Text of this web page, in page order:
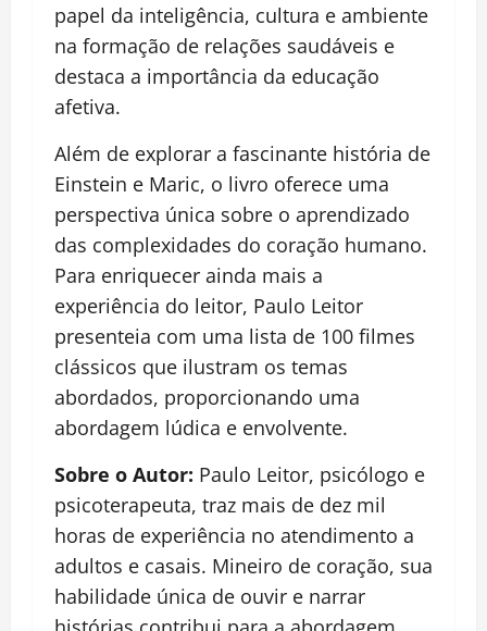
papel da inteligência, cultura e ambiente
na formação de relações saudáveis e
destaca a importância da educação
afetiva.
Além de explorar a fascinante história de
Einstein e Maric, o livro oferece uma
perspectiva única sobre o aprendizado
das complexidades do coração humano.
Para enriquecer ainda mais a
experiência do leitor, Paulo Leitor
presenteia com uma lista de 100 filmes
clássicos que ilustram os temas
abordados, proporcionando uma
abordagem lúdica e envolvente.
Sobre o Autor: Paulo Leitor, psicólogo e
psicoterapeuta, traz mais de dez mil
horas de experiência no atendimento a
adultos e casais. Mineiro de coração, sua
habilidade única de ouvir e narrar